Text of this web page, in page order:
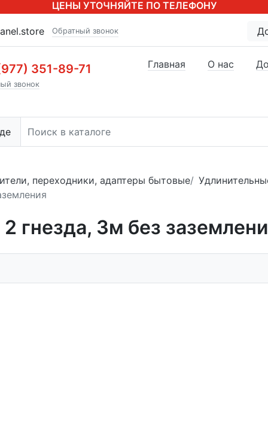
ЦЕНЫ УТОЧНЯЙТЕ ПО ТЕЛЕФОНУ
Обратный звонок
351-89-71
звонок
Главная О нас
переходники, адаптеры бытовые
гнезда, 3м без